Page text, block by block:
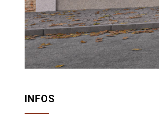
INFOS